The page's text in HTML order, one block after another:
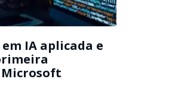
IA aplicada e